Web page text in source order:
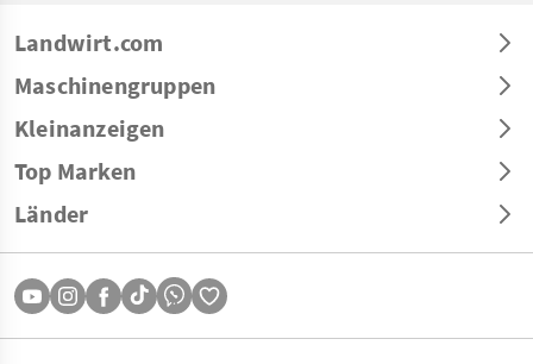
Landwirt.com
Maschinengruppen
Kleinanzeigen
Top Marken
Länder